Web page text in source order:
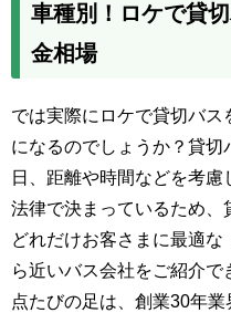
車種別！ロケで貸
金相場
では実際にロケで貸切バ
になるのでしょうか？貸
日、距離や時間などを考
法律で決まっているため、
どれだけお客さまに最適
ら近いバス会社をご紹介
点たびの足は、創業30年